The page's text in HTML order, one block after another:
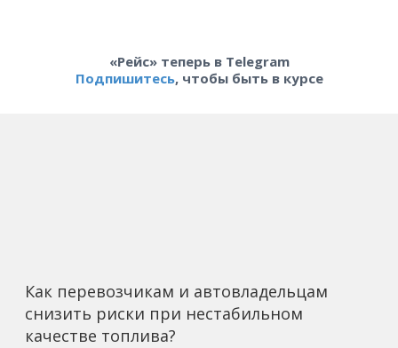
«Рейс» теперь в Telegram
Подпишитесь, чтобы быть в курсе
Как перевозчикам и автовладельцам
снизить риски при нестабильном
качестве топлива?